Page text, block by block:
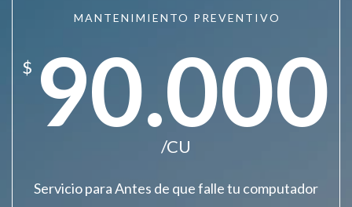
MANTENIMIENTO PREVENTIVO
$ 90.000
/CU
Servicio para Antes de que falle tu computador